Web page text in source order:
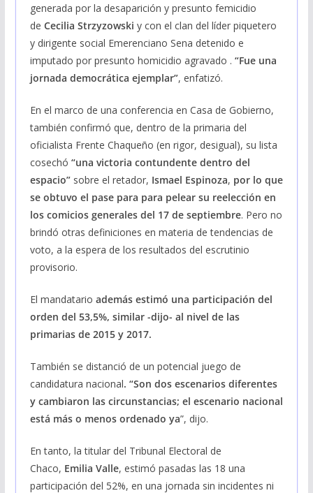
generada por la desaparición y presunto femicidio
de Cecilia Strzyzowski y con el clan del líder piquetero
y dirigente social Emerenciano Sena detenido e
imputado por presunto homicidio agravado . “Fue una
jornada democrática ejemplar”, enfatizó.
En el marco de una conferencia en Casa de Gobierno,
también confirmó que, dentro de la primaria del
oficialista Frente Chaqueño (en rigor, desigual), su lista
cosechó “una victoria contundente dentro del
espacio”sobre el retador, Ismael Espinoza, por lo que
se obtuvo el pase para para pelear su reelección en
los comicios generales del 17 de septiembre. Pero no
brindó otras definiciones en materia de tendencias de
voto, a la espera de los resultados del escrutinio
provisorio.
El mandatario además estimó una participación del
orden del 53,5%, similar -dijo- al nivel de las
primarias de 2015 y 2017.
También se distanció de un potencial juego de
candidatura nacional. “Son dos escenarios diferentes
y cambiaron las circunstancias; el escenario nacional
está más o menos ordenado ya”, dijo.
En tanto, la titular del Tribunal Electoral de
Chaco, Emilia Valle, estimó pasadas las 18 una
participación del 52%, en una jornada sin incidentes ni